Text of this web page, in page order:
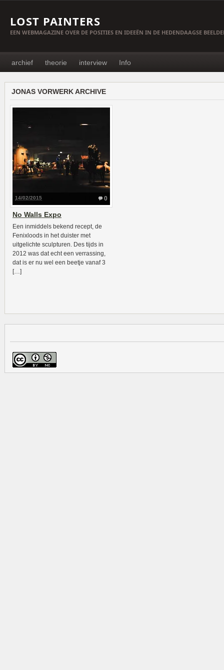
LOST PAINTERS
EEN WEBMAGAZINE OVER DE POSITIES EN IDEEËN IN DE HEDENDAAGSE
archief theorie interview Info
JONAS VORWERK ARCHIVE
0
14/02/2015
No Walls Expo
Een inmiddels bekend recept, de
Fenixloods in het duister met
uitgelichte sculpturen. Des tijds in
2012 was dat echt een verrassing,
dat is er nu wel een beetje vanaf 3
[…]